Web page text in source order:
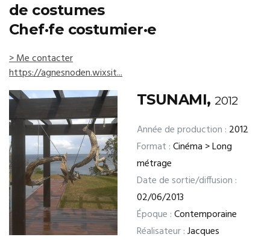
de costumes
Chef·fe costumier·e
> Me contacter
https://agnesnoden.wixsit...
TSUNAMI,2012
Année de production : 2012
Format :Cinéma > Long
métrage
Date de sortie/diffusion :
02/06/2013
Époque :Contemporaine
Réalisateur :Jacques